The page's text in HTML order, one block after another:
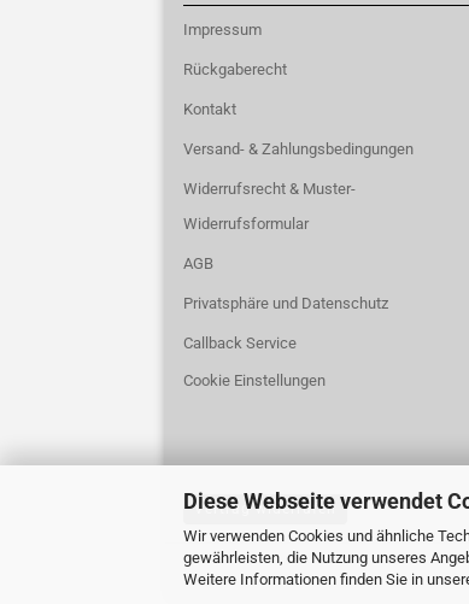
Diese Webseite verwendet
Wir verwenden Cookies und ähnliche
gewährleisten, die Nutzung unseres
Weitere Informationen finden Sie in
Impressum
Rückgaberecht
Kontakt
Versand- & Zahlungsbedingungen
Widerrufsrecht & Muster-
Widerrufsformular
AGB
Privatsphäre und Datenschutz
Callback Service
Cookie Einstellungen
Vertrag widerrufen